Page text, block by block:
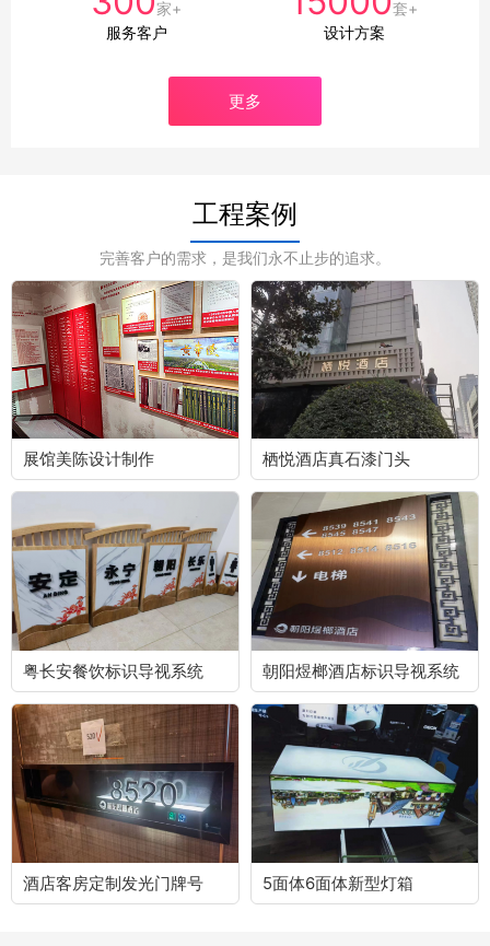
家+
服务客户
套+
设计方案
更多
工程案例
完善客户的需求，是我们永不止步的追求。
展馆美陈设计制作 栖悦酒店真石漆门头
粤长安餐饮标识导视系统 朝阳煜榔酒店标识导视系统
酒店客房定制发光门牌号 5面体6面体新型灯箱